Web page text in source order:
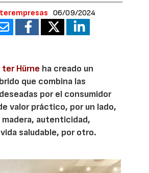
06/09/2024
ter Hürne ha creado un
que combina las
por el consumidor
valor práctico, por un lado,
madera, autenticidad,
saludable, por otro.